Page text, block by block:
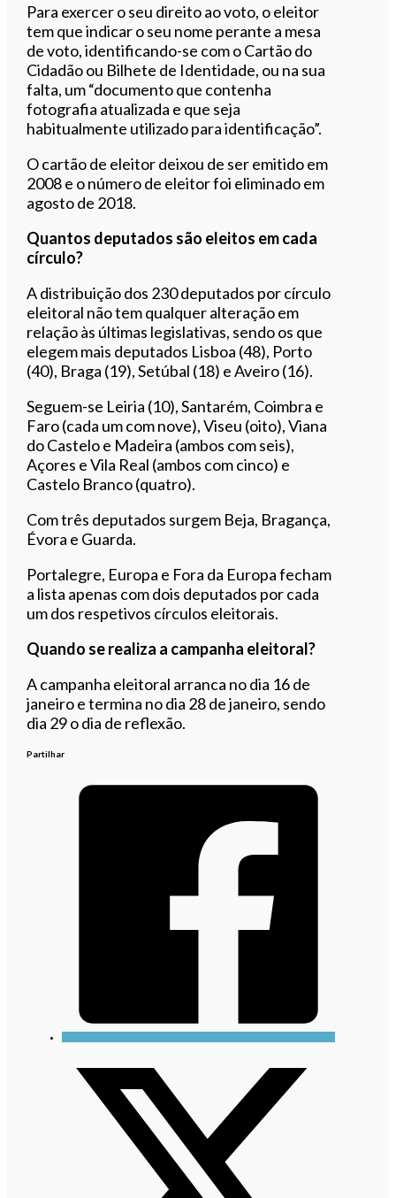
Para exercer o seu direito ao voto, o eleitor
tem que indicar o seu nome perante a mesa
de voto, identificando-se com o Cartão do
Cidadão ou Bilhete de Identidade, ou na sua
falta, um “documento que contenha
fotografia atualizada e que seja
habitualmente utilizado para identificação”.
O cartão de eleitor deixou de ser emitido em
2008 e o número de eleitor foi eliminado em
agosto de 2018.
Quantos deputados são eleitos em cada
círculo?
A distribuição dos 230 deputados por círculo
eleitoral não tem qualquer alteração em
relação às últimas legislativas, sendo os que
elegem mais deputados Lisboa (48), Porto
(40), Braga (19), Setúbal (18) e Aveiro (16).
Seguem-se Leiria (10), Santarém, Coimbra e
Faro (cada um com nove), Viseu (oito), Viana
do Castelo e Madeira (ambos com seis),
Açores e Vila Real (ambos com cinco) e
Castelo Branco (quatro).
Com três deputados surgem Beja, Bragança,
Évora e Guarda.
Portalegre, Europa e Fora da Europa fecham
a lista apenas com dois deputados por cada
um dos respetivos círculos eleitorais.
Quando se realiza a campanha eleitoral?
A campanha eleitoral arranca no dia 16 de
janeiro e termina no dia 28 de janeiro, sendo
dia 29 o dia de reflexão.
Partilhar